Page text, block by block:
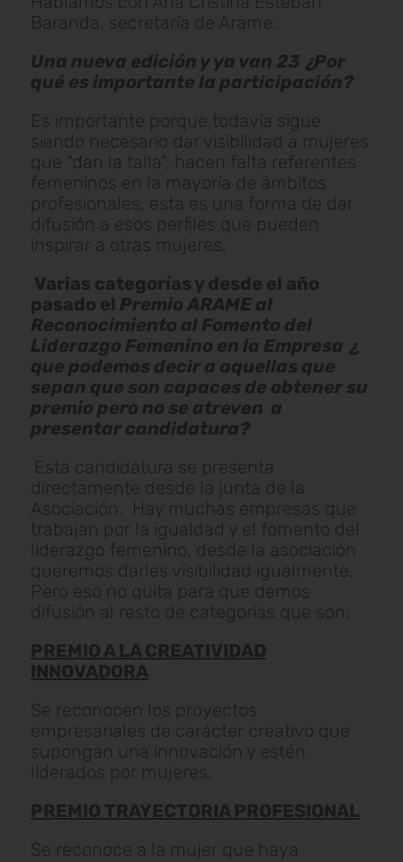
Baranda, secretaría de Arame:
Una nueva edición y ya van 23 ¿Por
qué es importante la participación?
Es importante porque todavía sigue
siendo necesario dar visibilidad a mujeres
que “dan la talla”, hacen falta referentes
femeninos en la mayoría de ámbitos
profesionales, esta es una forma de dar
difusión a esos perfiles que pueden
inspirar a otras mujeres.
Varias categorías y desde el año
pasado el Premio ARAME al
Reconocimiento al Fomento del
Liderazgo Femenino en la Empresa ¿
que podemos decir a aquellas que
sepan que son capaces de obtener su
premio pero no se atreven a
presentar candidatura?
Esta candidatura se presenta
directamente desde la junta de la
Asociación. Hay muchas empresas que
trabajan por la igualdad y el fomento del
liderazgo femenino, desde la asociación
queremos darles visibilidad igualmente.
Pero eso no quita para que demos
difusión al resto de categorías que son:
PREMIO A LA CREATIVIDAD
INNOVADORA
Se reconocen los proyectos
empresariales de carácter creativo que
supongan una innovación y estén
liderados por mujeres.
PREMIO TRAYECTORIA PROFESIONAL
Se reconoce a la mujer que haya